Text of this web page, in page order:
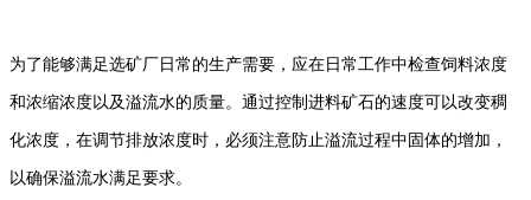
为了能够满足选矿厂日常的生产需要，应在日常工作中检查饲料浓度
和浓缩浓度以及溢流水的质量。通过控制进料矿石的速度可以改变稠
化浓度，在调节排放浓度时，必须注意防止溢流过程中固体的增加，
以确保溢流水满足要求。